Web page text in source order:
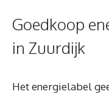
Goedkoop
in Zuurdijk
Het energielabel